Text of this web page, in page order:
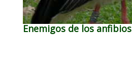
Enemigos de los anfibios